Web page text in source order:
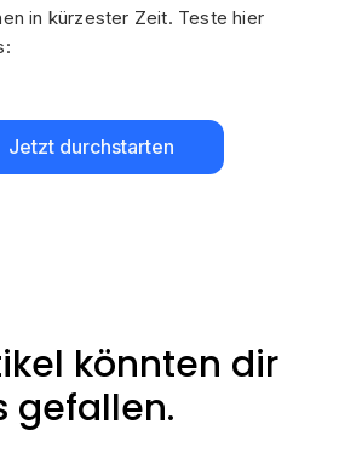
in kürzester Zeit. Teste hier
Jetzt durchstarten
könnten dir
gefallen.